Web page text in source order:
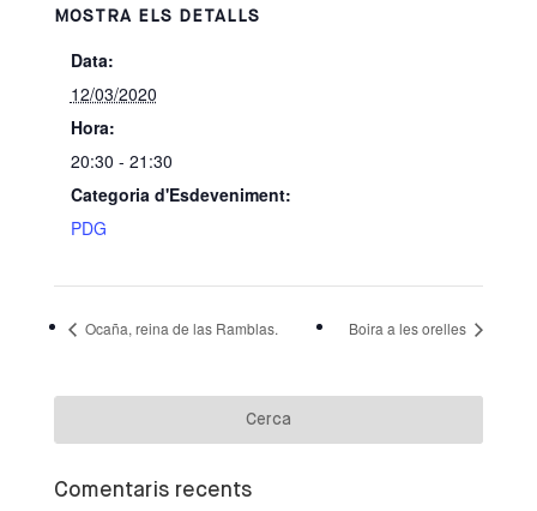
MOSTRA ELS DETALLS
Data:
12/03/2020
Hora:
20:30 - 21:30
Categoria d'Esdeveniment:
PDG
Ocaña, reina de las Ramblas. Boira a les orelles
Comentaris recents